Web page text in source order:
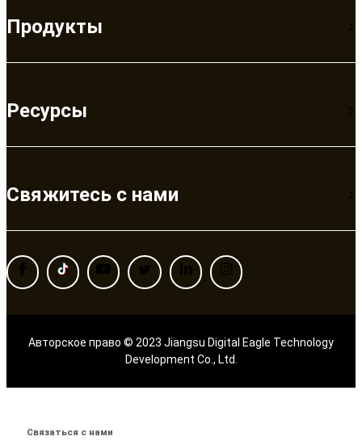
Продукты
Ресурсы
Свяжитесь с нами
Авторское право © 2023 Jiangsu Digital Eagle Technology
Development Co., Ltd.
Связаться с нами